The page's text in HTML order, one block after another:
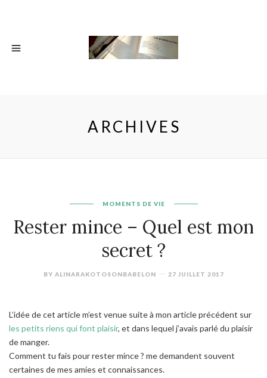
ARCHIVES
MOMENTS DE VIE
Rester mince – Quel est mon
secret ?
BY ALINARAKOTOSONBABELON 27 JUILLET 2017
L’idée de cet article m’est venue suite à mon article précédent sur
les petits riens qui font plaisir, et dans lequel j’avais parlé du plaisir
de manger.
Comment tu fais pour rester mince ? me demandent souvent
certaines de mes amies et connaissances.